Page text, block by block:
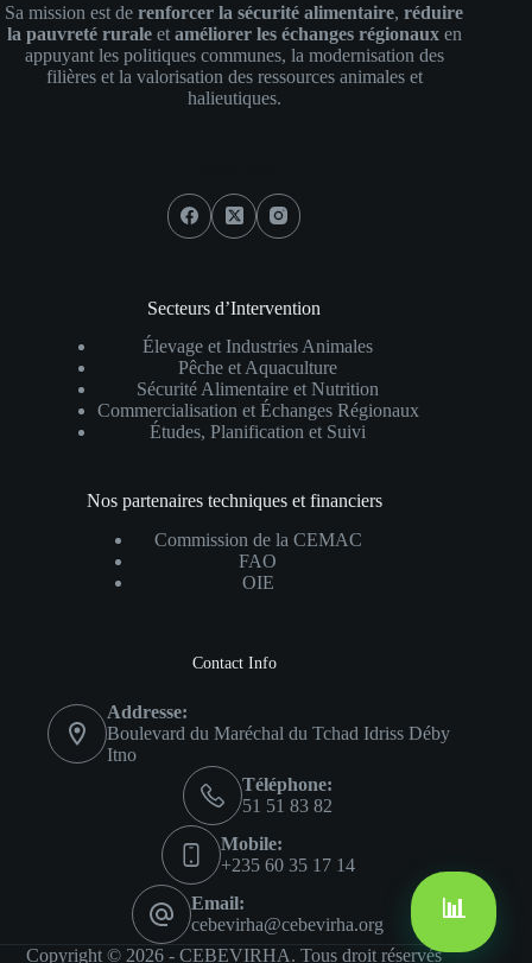
Sa mission est derenforcer la sécurité alimentaire,réduire
la pauvreté ruraleet améliorer les échanges régionauxen
appuyant les politiques communes, la modernisation des
filières et la valorisation des ressources animales et
halieutiques.
Secteurs d’Intervention
Élevage et Industries Animales
Pêche et Aquaculture
Sécurité Alimentaire et Nutrition
Commercialisation et Échanges Régionaux
Études, Planification et Suivi
Nos partenaires techniques et financiers
Commission de la CEMAC
FAO
OIE
Contact Info
Addresse:
Boulevard du Maréchal du Tchad Idriss Déby
Itno
Téléphone:
51 51 83 82
Mobile:
+235 60 35 17 14
Email:
cebevirha@cebevirha.org
Copyright © 2026 - CEBEVIRHA. Tous droit réservés
📊